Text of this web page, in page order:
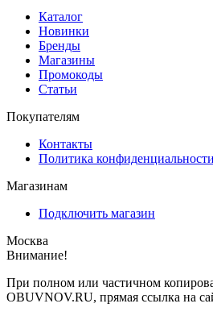
Каталог
Новинки
Бренды
Магазины
Промокоды
Статьи
Покупателям
Контакты
Политика конфиденциальности
Магазинам
Подключить магазин
Москва
Внимание!
При полном или частичном
OBUVNOV.RU, прямая ссылка на